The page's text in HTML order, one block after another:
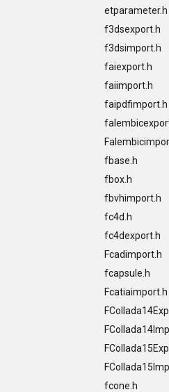
etparameter.h
f3dsexport.h
f3dsimport.h
faiexport.h
faiimport.h
faipdfimport.h
fbase.h
fbox.h
fbvhimport.h
fc4d.h
fc4dexport.h
Fcadimport.h
fcapsule.h
Fcatiaimport.h
fcone.h